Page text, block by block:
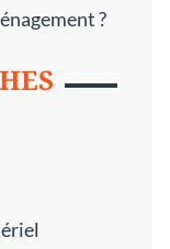
?